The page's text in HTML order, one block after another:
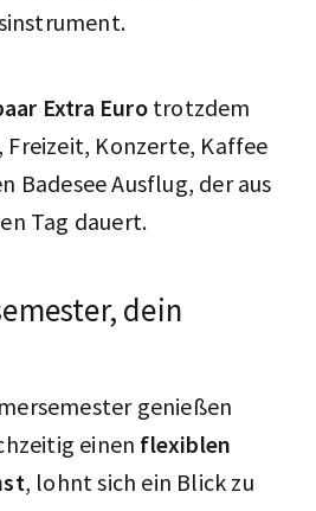
Extra Euro trotzdem
Freizeit, Konzerte, Kaffee
Badesee Ausflug, der aus
Tag dauert.
dein
genießen
einen flexiblen
, lohnt sich ein Blick zu